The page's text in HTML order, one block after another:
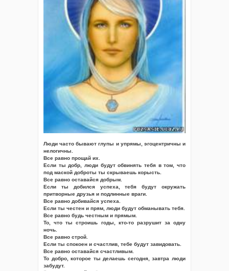
Люди часто бывают глупы и упрямы, эгоцентричны и
нелогичны.
Все равно прощай их.
Если ты добр, люди будут обвинять тебя в том, что
под маской доброты ты скрываешь корысть.
Все равно оставайся добрым.
Если ты добился успеха, тебя будут окружать
притворные друзья и подлинные враги.
Все равно добивайся успеха.
Если ты честен и прям, люди будут обманывать тебя.
Все равно будь честным и прямым.
То, что ты строишь годы, кто-то разрушит за одну
ночь.
Все равно строй.
Если ты спокоен и счастлив, тебе будут завидовать.
Все равно оставайся счастливым.
То добро, которое ты делаешь сегодня, завтра люди
забудут.